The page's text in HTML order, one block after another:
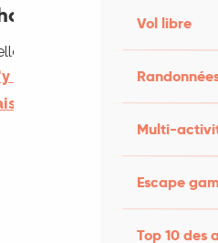
Vol libre
Multi-
Escape
Top 10 des
de Douelle
46140 Douelle
rendre
en train !